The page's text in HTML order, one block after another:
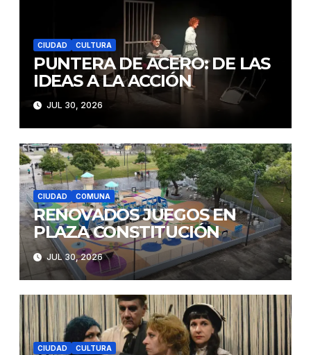
CIUDAD CULTURA
PUNTERA DE ACERO: DE LAS
IDEAS A LA ACCIÓN
JUL 30, 2026
CIUDAD COMUNA
RENOVADOS JUEGOS EN
PLAZA CONSTITUCIÓN
JUL 30, 2026
CIUDAD CULTURA